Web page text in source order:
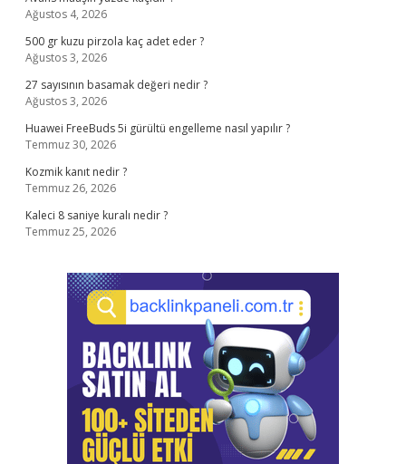
Ağustos 4, 2026
500 gr kuzu pirzola kaç adet eder ?
Ağustos 3, 2026
27 sayısının basamak değeri nedir ?
Ağustos 3, 2026
Huawei FreeBuds 5i gürültü engelleme nasıl yapılır ?
Temmuz 30, 2026
Kozmik kanıt nedir ?
Temmuz 26, 2026
Kaleci 8 saniye kuralı nedir ?
Temmuz 25, 2026